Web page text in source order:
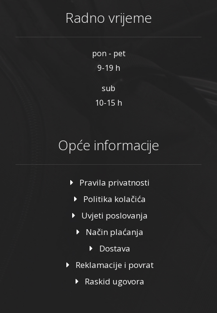
Radno vrijeme
pon - pet
9-19 h
sub
10-15 h
Opće informacije
Pravila privatnosti
Politika kolačića
Uvjeti poslovanja
Način plaćanja
Dostava
Reklamacije i povrat
Raskid ugovora